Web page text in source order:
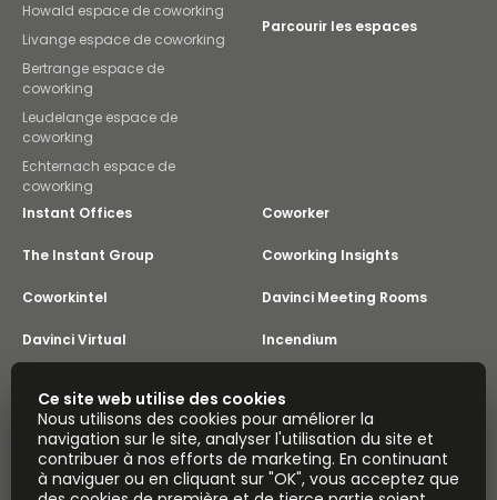
Howald espace de coworking
Livange espace de coworking
Bertrange espace de
coworking
Leudelange espace de
coworking
Echternach espace de
coworking
Parcourir les espaces
Instant Offices Coworker
The Instant Group Coworking Insights
Coworkintel Davinci Meeting Rooms
Davinci Virtual Incendium
Part de
Instant Group
Plan du site Conditions
Confidentialité
Déclaration sur l'esclavage moderne
Ce site web utilise des cookies
Nous utilisons des cookies pour améliorer la
navigation sur le site, analyser l'utilisation du site et
contribuer à nos efforts de marketing. En continuant
à naviguer ou en cliquant sur "OK", vous acceptez que